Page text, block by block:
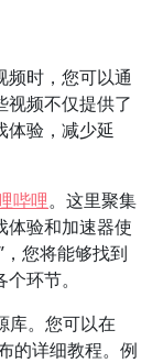
频时，您可以通
视频不仅提供了
体验，减少延
哔哩。这里聚集
体验和加速器使
您将能够找到
环节。
库。您可以在
的详细教程。例